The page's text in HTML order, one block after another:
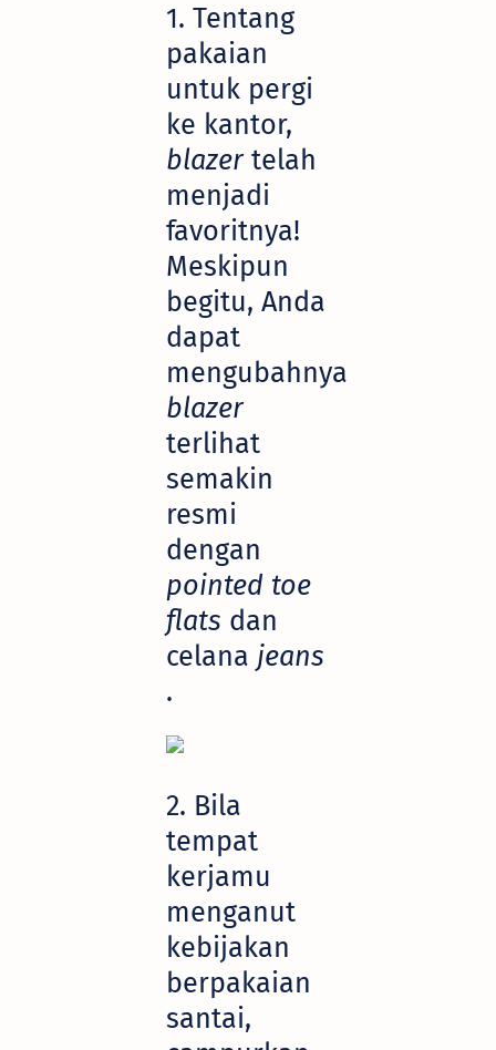
1. Tentang
pakaian
untuk pergi
ke kantor,
blazertelah
menjadi
favoritnya!
Meskipun
begitu, Anda
dapat
mengubahnya
blazer
terlihat
semakin
resmi
dengan
pointed toe
flats dan
celana jeans
.
2. Bila
tempat
kerjamu
menganut
kebijakan
berpakaian
santai,